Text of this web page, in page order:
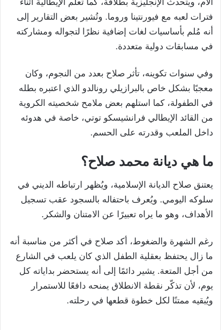
فترات لعبه مع فيورنتينا وروما. وتُشير بعض التقارير إلى
أنه مُلم بأساسيات لغات إضافية نظرًا لتجواله ومشاركته
في مسابقات دولية متعددة.
وفي سنوات تكوينه، تأثر صلاح بعدد من النجوم، وكان
معجبًا بشكل خاص بالبرازيلي رونالدو الذي اعتبره بطله
في الطفولة، كما استلهم بعض ملامح شخصيته الكروية
من القائد الإيطالي فرانشيسكو توتي، خاصة في هدوئه
داخل الملعب وقدرته على الحسم.
ما هي ديانة محمد صلاح؟
يعتنق صلاح الديانة الإسلامية، ويُظهر ارتباطه الديني في
سلوكه اليومي. ويُعرف باحتفاله بالسجود عقب تسجيل
الأهداف، وهو ما يراه تعبيرًا عن الامتنان والشكر.
رغم الشهرة والضغوط، أكد صلاح في أكثر من مناسبة أنه
ما زال يحتفظ بعقلية الطفل الذي كان يلعب في الشارع
من أجل المتعة. يشير دائمًا إلى أنه يستحضر بداياته كل
يوم، لأن تذكّر نقطة الانطلاق يمنحه دافعًا للاستمرار
ويُبقيه ممتنًا لكل خطوة قطعها في رحلته.